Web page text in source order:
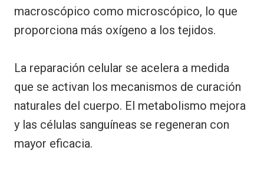
macroscópico como microscópico, lo que
proporciona más oxígeno a los tejidos.
La reparación celular se acelera a medida
que se activan los mecanismos de curación
naturales del cuerpo. El metabolismo mejora
y las células sanguíneas se regeneran con
mayor eficacia.